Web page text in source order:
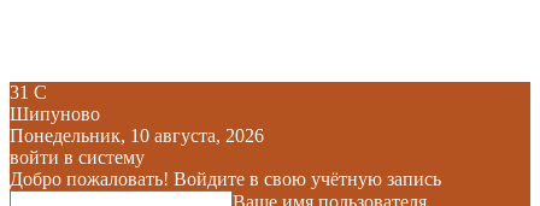
31 C
Шипуново
Понедельник, 10 августа, 2026
войти в систему
Добро пожаловать! Войдите в свою учётную запись
Ваше имя пользователя